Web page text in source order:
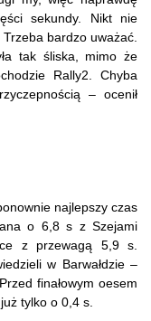
sekundy. Nikt nie
bardzo uważać.
tak śliska, mimo że
Rally2. Chyba
– ocenił
najlepszy czas
o 6,8 s z Szejami
z przewagą 5,9 s.
w Barwałdzie –
finałowym oesem
tylko o 0,4 s.